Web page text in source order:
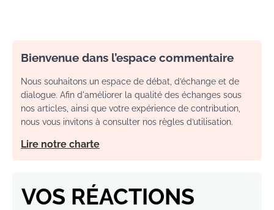
Bienvenue dans l’espace commentaire
Nous souhaitons un espace de débat, d’échange et de
dialogue. Afin d'améliorer la qualité des échanges sous
nos articles, ainsi que votre expérience de contribution,
nous vous invitons à consulter nos règles d’utilisation.
Lire notre charte
VOS RÉACTIONS